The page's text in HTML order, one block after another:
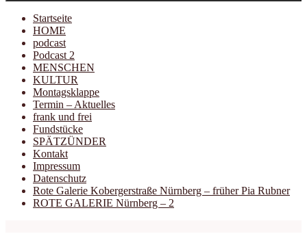
Startseite
HOME
podcast
Podcast 2
MENSCHEN
KULTUR
Montagsklappe
Termin – Aktuelles
frank und frei
Fundstücke
SPÄTZÜNDER
Kontakt
Impressum
Datenschutz
Rote Galerie Kobergerstraße Nürnberg – früher Pia Rubner
ROTE GALERIE Nürnberg – 2